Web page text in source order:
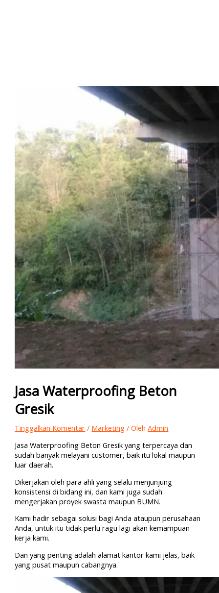
Jasa Waterproofing Beton
Gresik
Tinggalkan Komentar / Marketing / OlehAdmin
Jasa Waterproofing Beton Gresik yang terpercaya dan
sudah banyak melayani customer, baik itu lokal maupun
luar daerah.
Dikerjakan oleh para ahli yang selalu menjunjung
konsistensi di bidang ini, dan kami juga sudah
mengerjakan proyek swasta maupun BUMN.
Kami hadir sebagai solusi bagi Anda ataupun perusahaan
Anda, untuk itu tidak perlu ragu lagi akan kemampuan
kerja kami.
Dan yang penting adalah alamat kantor kami jelas, baik
yang pusat maupun cabangnya.